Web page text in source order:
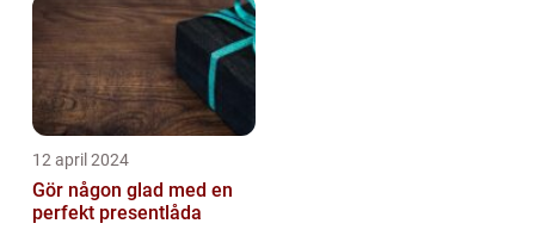
12 april 2024
Gör någon glad med en
perfekt presentlåda